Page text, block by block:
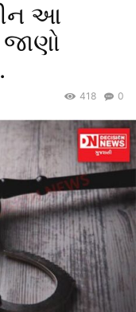
આ
0
418